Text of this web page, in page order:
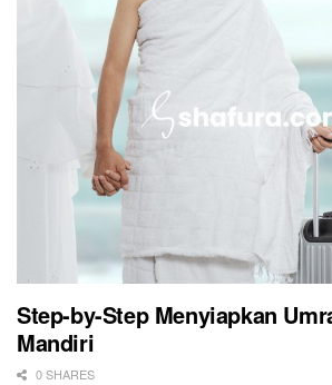
Step-by-Step Menyiapkan
Mandiri
0 SHARES